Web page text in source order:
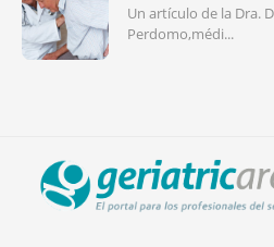
Un artículo de la Dra.
Perdomo,médi...